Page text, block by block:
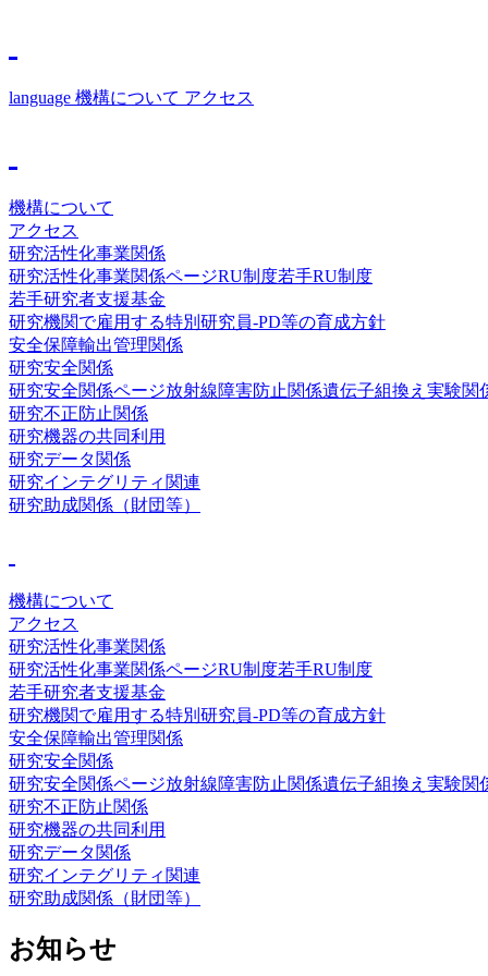
language 機構について アクセス
機構について
アクセス
研究活性化事業関係
研究活性化事業関係ページRU制度若手RU制度
若手研究者支援基金
研究機関で雇用する特別研究員-PD等の育成方針
安全保障輸出管理関係
研究安全関係
研究安全関係ページ放射線障害防止関係遺伝子組換え実験関
研究不正防止関係
研究機器の共同利用
研究データ関係
研究インテグリティ関連
研究助成関係（財団等）
機構について
アクセス
研究活性化事業関係
研究活性化事業関係ページRU制度若手RU制度
若手研究者支援基金
研究機関で雇用する特別研究員-PD等の育成方針
安全保障輸出管理関係
研究安全関係
研究安全関係ページ放射線障害防止関係遺伝子組換え実験関
研究不正防止関係
研究機器の共同利用
研究データ関係
研究インテグリティ関連
研究助成関係（財団等）
お知らせ